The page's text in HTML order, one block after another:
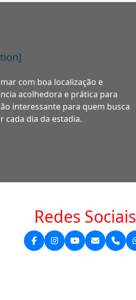
com boa localização e
acolhedora e prática para
interessante para quem busca
cada dia da estadia.
Redes Sociais